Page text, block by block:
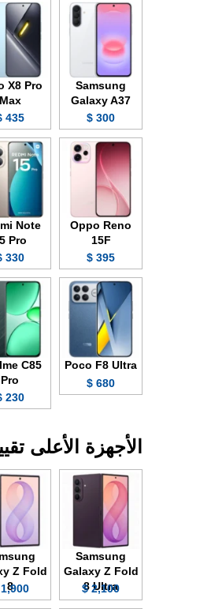
Samsung
Galaxy A37
300 $
X8 Pro
Max
435 $
Oppo Reno
15F
395 $
Note
Pro
330 $
Poco F8 Ultra
680 $
C85
Pro
230 $
الأجهزة الأعلى
Samsung
Galaxy Z Fold
8 Ultra
2,100 $
Z Fold
8
1,900 $